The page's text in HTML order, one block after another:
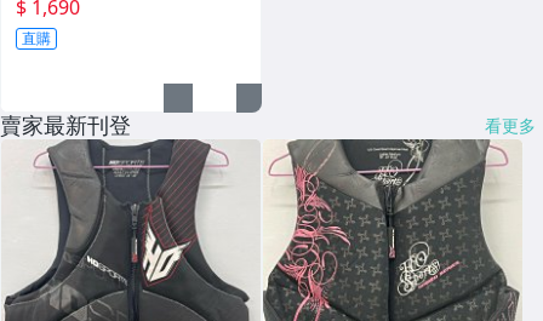
$ 1,690
直購
賣家最新刊登 看更多